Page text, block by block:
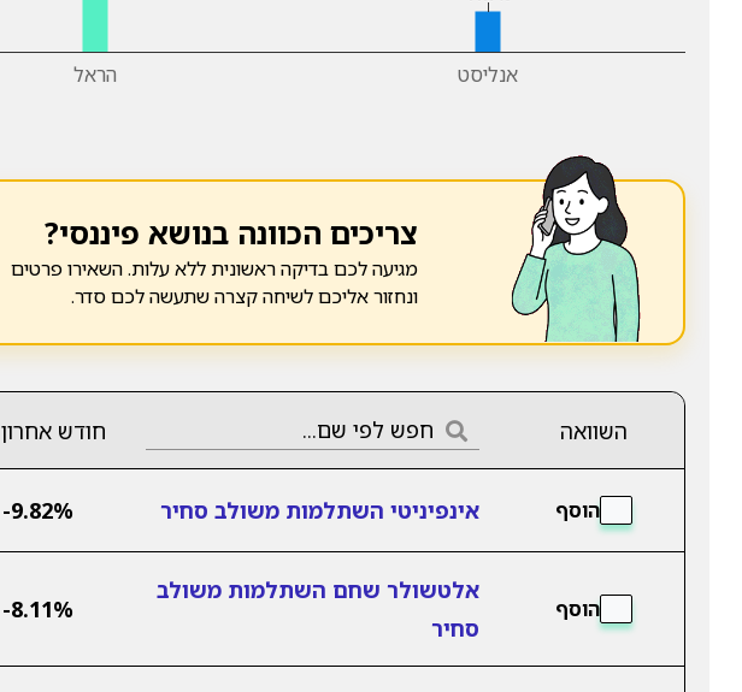
הראל אנליסט
צריכים הכוונה בנושא פיננסי?
מגיעה לכם בדיקה ראשונית ללא עלות. השאירו פרטים
ונחזור אליכם לשיחה קצרה שתעשה לכם סדר.
השוואה חודש אחרון
הוסף אינפיניטי השתלמות משולב סחיר -9.82%
הוסף
אלטשולר שחם השתלמות משולב
סחיר
-8.11%